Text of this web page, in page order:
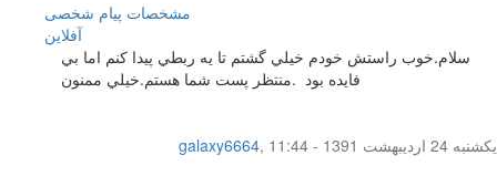
مشخصات پیام شخصی
آفلاين
سلام.خوب راستش خودم خيلي گشتم تا يه ربطي پيدا كنم اما بي
فايده بود .منتظر پست شما هستم.خيلي ممنون
galaxy6664,
یکشنبه 24 اردیبهشت 1391 - 11:44